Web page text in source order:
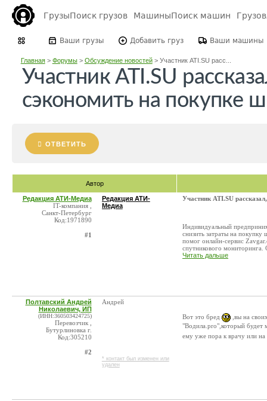
ГрузыПоиск грузов МашиныПоиск машин
Ваши грузы Добавить груз Ваши машины
Главная> Форумы> Обсуждение новостей> Участник ATI.SU расс...
Участник ATI.SU
сэкономить на покупке
ОТВЕТИТЬ
Автор
Редакция АТИ-Медиа
IT-компания ,
Санкт-Петербург
Код:1971890
#1
Редакция АТИ-
Медиа
Участник ATI.SU
Индивидуальный
снизить затраты на
помог онлайн-сервис
спутникового мониторинга.
Читать дальше
Полтавский Андрей
Николаевич, ИП
(ИНН:360503424725)
Перевозчик ,
Бутурлиновка г.
Код:305210
#2
Андрей
* контакт был изменен или
удален
Вот это бред
,вы на
"Водила.pro",который будет
ему уже пора к врачу или